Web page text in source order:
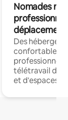
Nomades
déplacement
Des
confortables
professionnels
télétravail
et d'espaces